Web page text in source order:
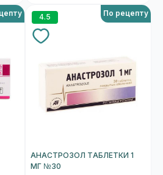
4.5 По рецепту
АНАСТРОЗОЛ ТАБЛЕТКИ 1
МГ №30